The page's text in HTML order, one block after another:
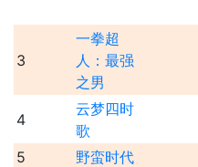
3
一拳超
人：最强
之男
4
云梦四时
歌
5
野蛮时代